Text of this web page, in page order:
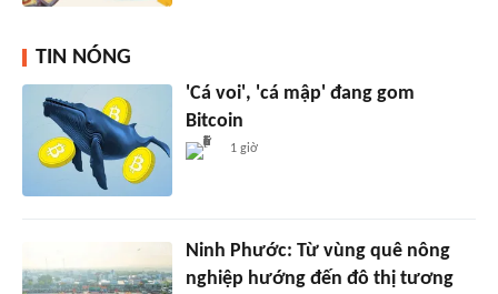
TIN NÓNG
'Cá voi', 'cá mập' đang gom
Bitcoin
1 giờ
Ninh Phước: Từ vùng quê nông
nghiệp hướng đến đô thị tương